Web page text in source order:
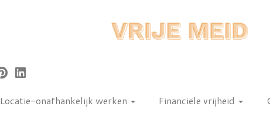
Locatie-onafhankelijk werken Financiële vrijheid